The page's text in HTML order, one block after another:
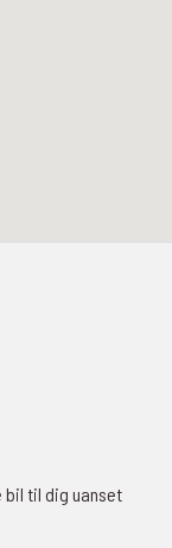
bil til dig uanset